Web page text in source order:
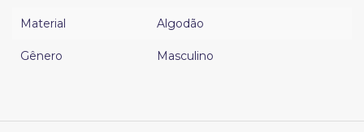
Material Algodão
Gênero Masculino